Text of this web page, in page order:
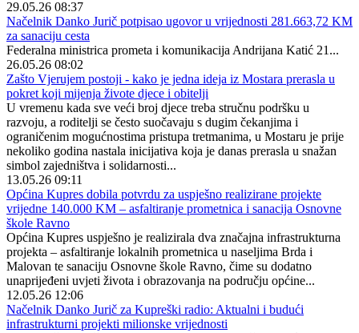
29.05.26 08:37
Načelnik Danko Jurič potpisao ugovor u vrijednosti 281.663,72 KM
za sanaciju cesta
Federalna ministrica prometa i komunikacija Andrijana Katić 21...
26.05.26 08:02
Zašto Vjerujem postoji - kako je jedna ideja iz Mostara prerasla u
pokret koji mijenja živote djece i obitelji
U vremenu kada sve veći broj djece treba stručnu podršku u
razvoju, a roditelji se često suočavaju s dugim čekanjima i
ograničenim mogućnostima pristupa tretmanima, u Mostaru je prije
nekoliko godina nastala inicijativa koja je danas prerasla u snažan
simbol zajedništva i solidarnosti...
13.05.26 09:11
Općina Kupres dobila potvrdu za uspješno realizirane projekte
vrijedne 140.000 KM – asfaltiranje prometnica i sanacija Osnovne
škole Ravno
Općina Kupres uspješno je realizirala dva značajna infrastrukturna
projekta – asfaltiranje lokalnih prometnica u naseljima Brda i
Malovan te sanaciju Osnovne škole Ravno, čime su dodatno
unaprijeđeni uvjeti života i obrazovanja na području općine...
12.05.26 12:06
Načelnik Danko Jurič za Kupreški radio: Aktualni i budući
infrastrukturni projekti milionske vrijednosti